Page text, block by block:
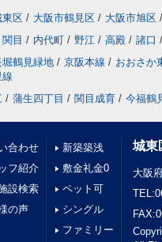
東区 / 大阪市鶴見区 / 大阪市旭区 /
関目 / 内代町 / 野江 / 高殿 / 諸口 /
鶴見緑地 / 京阪本線 / おおさか
線
/ 蒲生四丁目 / 関目成育 / 今福鶴
合わせ
フ紹介
設検索
の声
新築築浅
敷金礼金0
ペット可
シングル
ファミリー
城東
大阪